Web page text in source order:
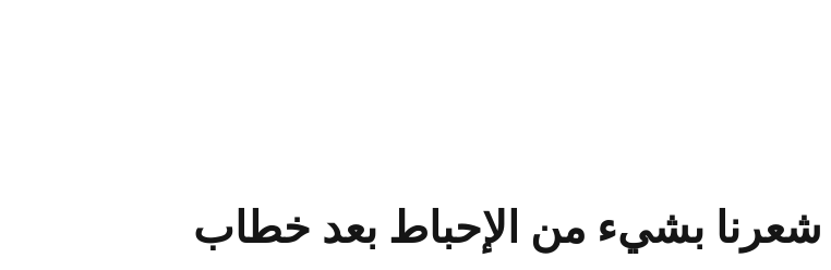
شعرنا بشيء من الإحباط بعد خطاب